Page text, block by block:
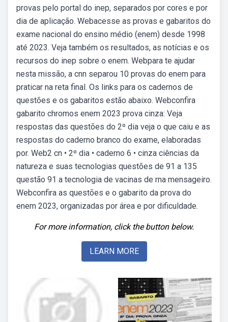
provas pelo portal do inep, separados por cores e por
dia de aplicação. Webacesse as provas e gabaritos do
exame nacional do ensino médio (enem) desde 1998
até 2023. Veja também os resultados, as notícias e os
recursos do inep sobre o enem. Webpara te ajudar
nesta missão, a cnn separou 10 provas do enem para
praticar na reta final. Os links para os cadernos de
questões e os gabaritos estão abaixo. Webconfira
gabarito chromos enem 2023 prova cinza: Veja
respostas das questões do 2º dia veja o que caiu e as
respostas do caderno branco do exame, elaboradas
por. Web2 cn • 2º dia • caderno 6 • cinza ciências da
natureza e suas tecnologias questões de 91 a 135
questão 91 a tecnologia de vacinas de rna mensageiro.
Webconfira as questões e o gabarito da prova do
enem 2023, organizadas por área e por dificuldade.
For more information, click the button below.
LEARN MORE